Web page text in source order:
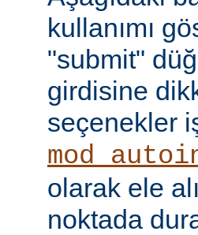
kullanımı
"submit"
girdisine
seçenekler
olarak ele
noktada